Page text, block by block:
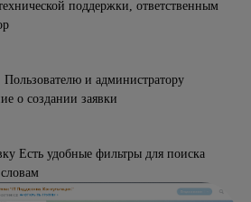
поддержки, ответственным
Пользователю и администратору
о создании заявки
Есть удобные фильтры для поиска